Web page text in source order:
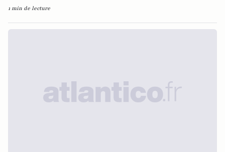
1 min de lecture